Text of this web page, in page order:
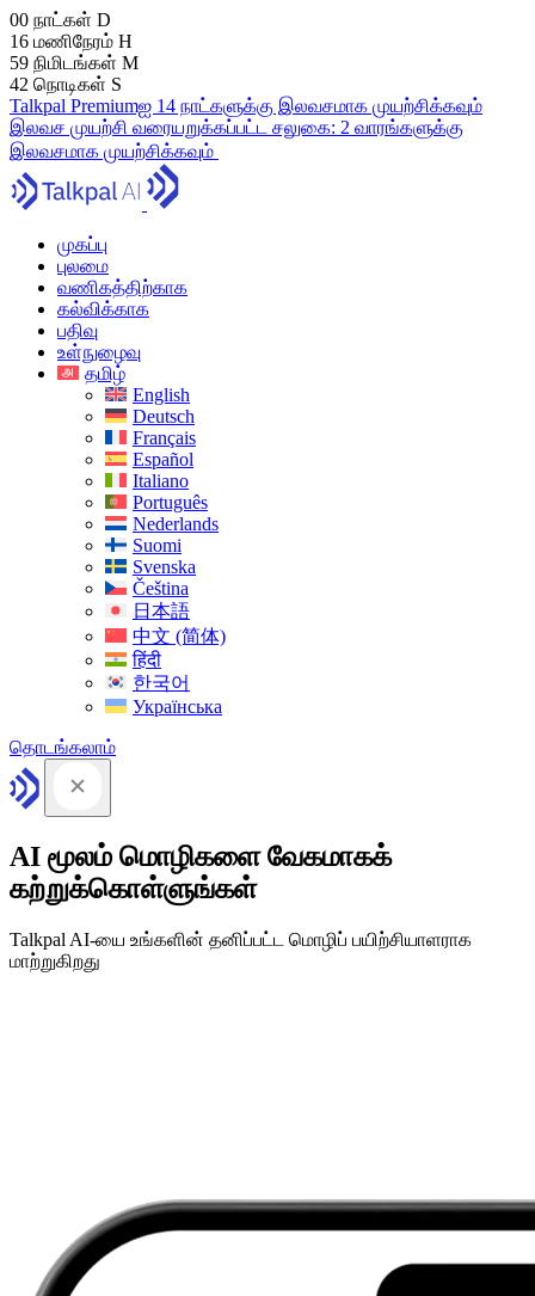
00 நாட்கள் D
16 மணிநேரம் H
59 நிமிடங்கள் M
41 நொடிகள் S
Talkpal Premiumஐ 14 நாட்களுக்கு இலவசமாக முயற்சிக்கவும்
இலவச முயற்சி வரையறுக்கப்பட்ட சலுகை: 2 வாரங்களுக்கு
இலவசமாக முயற்சிக்கவும்
முகப்பு
புலமை
வணிகத்திற்காக
கல்விக்காக
பதிவு
உள்நுழைவு
தமிழ்
English
Deutsch
Français
Español
Italiano
Português
Nederlands
Suomi
Svenska
Čeština
日本語
中文 (简体)
हिंदी
한국어
Українська
தொடங்கலாம்
AI மூலம் மொழிகளை வேகமாகக்
கற்றுக்கொள்ளுங்கள்
Talkpal AI-யை உங்களின் தனிப்பட்ட மொழிப் பயிற்சியாளராக
மாற்றுகிறது